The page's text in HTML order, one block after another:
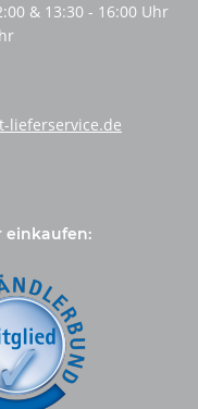
& 13:30 - 16:00 Uhr
lieferservice.de
einkaufen: